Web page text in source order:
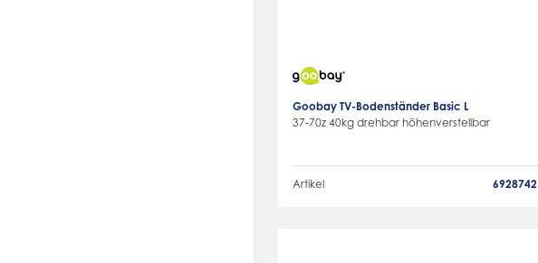
Goobay TV-Bodenständer Basic L
37-70z 40kg drehbar höhenverstellbar
Artikel 6928742